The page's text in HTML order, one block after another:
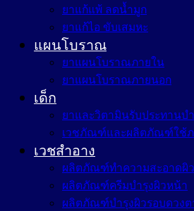
ยาแก้แพ้ ลดน้ำมูก
ยาแก้ไอ ขับเสมหะ
แผนโบราณ
ยาแผนโบราณภายใน
ยาแผนโบราณภายนอก
เด็ก
ยาและวิตามินรับประทานบำ
เวชภัณฑ์และผลิตภัณฑ์ใช้ภ
เวชสำอาง
ผลิตภัณฑ์ทำความสะอาดผิ
ผลิตภัณฑ์ครีมบำรุงผิวหน้า
ผลิตภัณฑ์บำรุงผิวรอบดวงต